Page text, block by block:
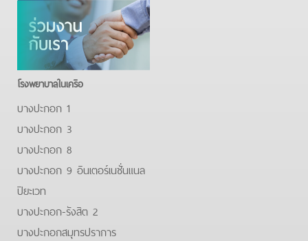
โรงพยาบาลในเครือ
บางปะกอก 1
บางปะกอก 3
บางปะกอก 8
บางปะกอก 9 อินเตอร์เนชั่นแนล
ปิยะเวท
บางปะกอก-รังสิต 2
บางปะกอกสมุทรปราการ